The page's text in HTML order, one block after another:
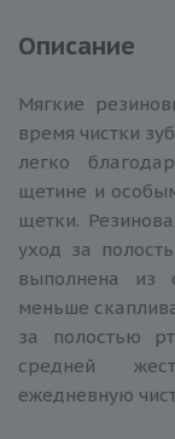
Описание
Мягкие
время чистки
легко
щетине и
щетки.
уход за
выполнена из
меньше
за полостью
средней
ежедневную